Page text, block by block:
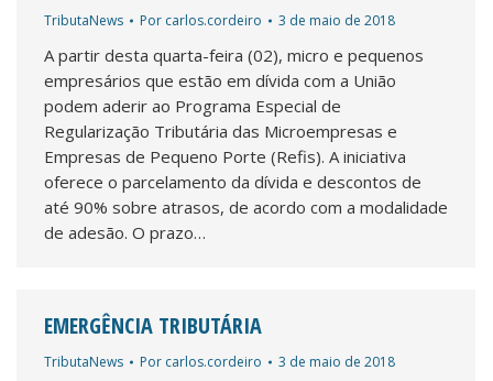
TributaNews Por carlos.cordeiro 3 de maio de 2018
A partir desta quarta-feira (02), micro e pequenos
empresários que estão em dívida com a União
podem aderir ao Programa Especial de
Regularização Tributária das Microempresas e
Empresas de Pequeno Porte (Refis). A iniciativa
oferece o parcelamento da dívida e descontos de
até 90% sobre atrasos, de acordo com a modalidade
de adesão. O prazo…
EMERGÊNCIA TRIBUTÁRIA
TributaNews Por carlos.cordeiro 3 de maio de 2018